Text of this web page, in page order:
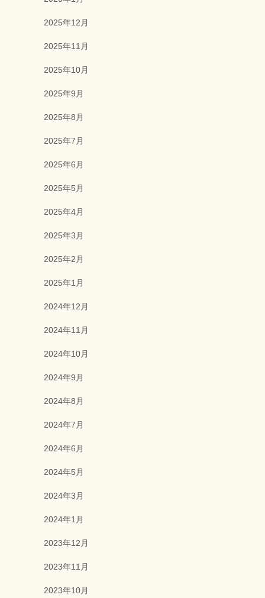
2025年12月
2025年11月
2025年10月
2025年9月
2025年8月
2025年7月
2025年6月
2025年5月
2025年4月
2025年3月
2025年2月
2025年1月
2024年12月
2024年11月
2024年10月
2024年9月
2024年8月
2024年7月
2024年6月
2024年5月
2024年3月
2024年1月
2023年12月
2023年11月
2023年10月